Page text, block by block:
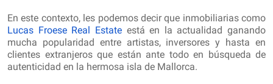
En este contexto, les podemos decir que inmobiliarias como
Lucas Froese Real Estate está en la actualidad ganando
mucha popularidad entre artistas, inversores y hasta en
clientes extranjeros que están ante todo en búsqueda de
autenticidad en la hermosa isla de Mallorca.